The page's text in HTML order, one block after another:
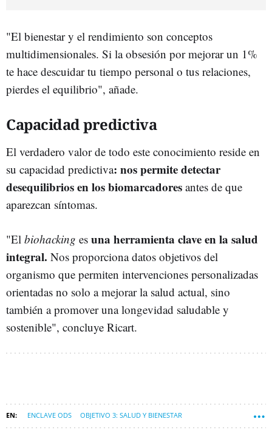
"El bienestar y el rendimiento son conceptos
multidimensionales. Si la obsesión por mejorar un 1%
te hace descuidar tu tiempo personal o tus relaciones,
pierdes el equilibrio", añade.
Capacidad predictiva
El verdadero valor de todo este conocimiento reside en
su capacidad predictiva: nos permite detectar
desequilibrios en los biomarcadores antes de que
aparezcan síntomas.
"El biohacking es una herramienta clave en la salud
integral. Nos proporciona datos objetivos del
organismo que permiten intervenciones personalizadas
orientadas no solo a mejorar la salud actual, sino
también a promover una longevidad saludable y
sostenible", concluye Ricart.
ENCLAVE ODS OBJETIVO 3: SALUD Y BIENESTAR